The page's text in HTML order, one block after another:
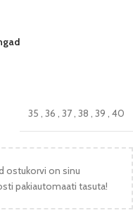
35 , 36 , 37, 38 , 39 , 40
ostukorvi on sinu
pakiautomaati tasuta!